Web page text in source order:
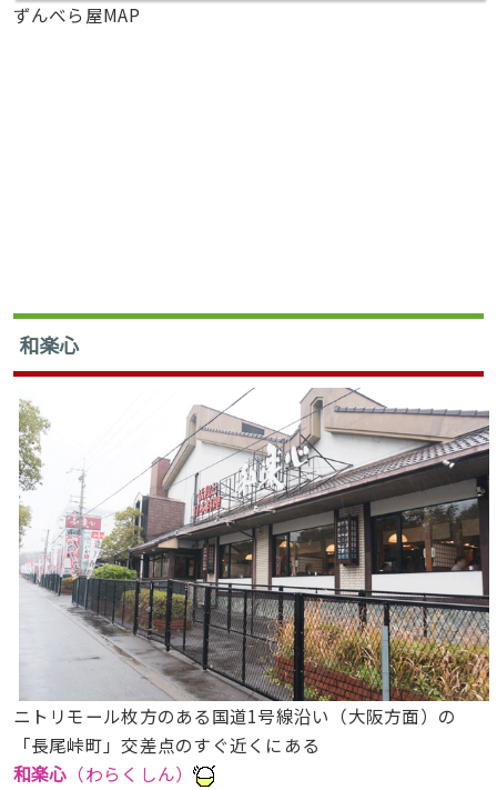
ずんべら屋MAP
和楽心
ニトリモール枚方のある国道1号線沿い（大阪方面）の
「長尾峠町」交差点のすぐ近くにある
和楽心 （わらくしん）